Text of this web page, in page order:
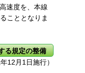
速度を、本線
こととなりま
る規定の整備
年12月1日施行）